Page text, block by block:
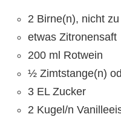
2 Birne(n), nicht
etwas Zitronensaft
200 ml Rotwein
½ Zimtstange(n)
3 EL Zucker
2 Kugel/n